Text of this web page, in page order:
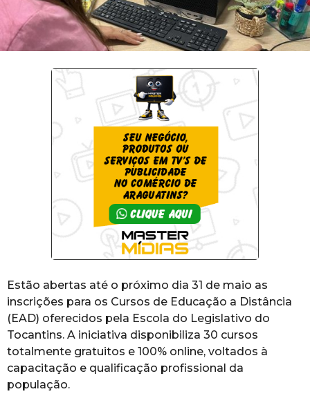
Estão abertas até o próximo dia 31 de maio as
inscrições para os Cursos de Educação a Distância
(EAD) oferecidos pela Escola do Legislativo do
Tocantins. A iniciativa disponibiliza 30 cursos
totalmente gratuitos e 100% online, voltados à
capacitação e qualificação profissional da
população.